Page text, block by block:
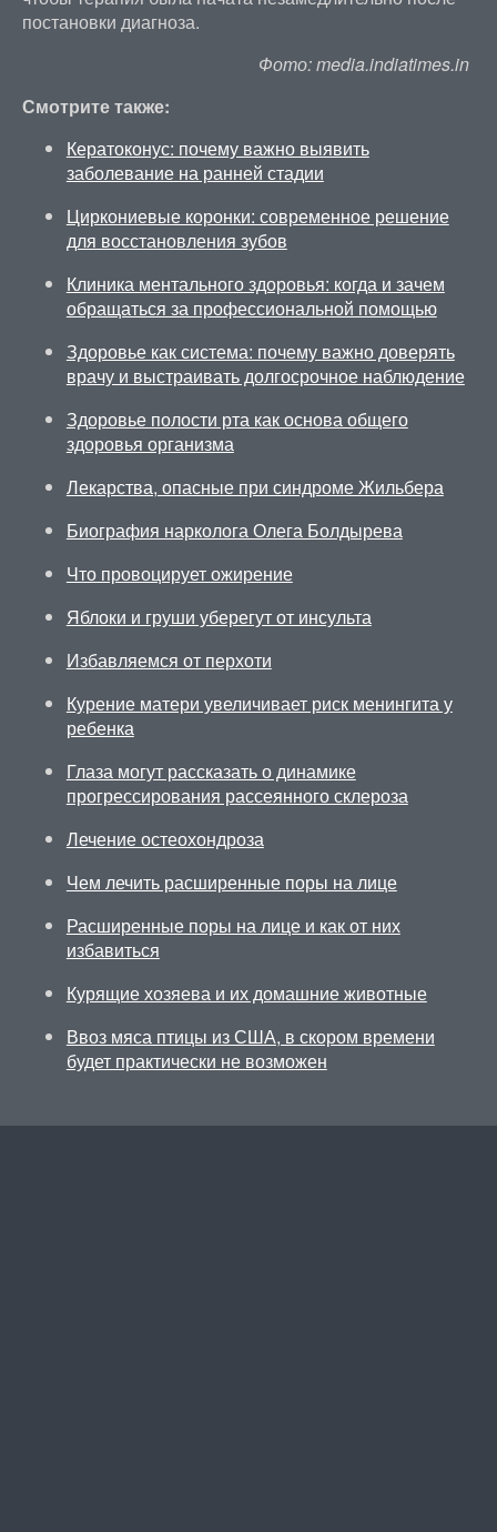
постановки диагноза.
Фото: media.indiatimes.in
Смотрите также:
Кератоконус: почему важно выявить
заболевание на ранней стадии
Циркониевые коронки: современное решение
для восстановления зубов
Клиника ментального здоровья: когда и зачем
обращаться за профессиональной помощью
Здоровье как система: почему важно доверять
врачу и выстраивать долгосрочное наблюдение
Здоровье полости рта как основа общего
здоровья организма
Лекарства, опасные при синдроме Жильбера
Биография нарколога Олега Болдырева
Что провоцирует ожирение
Яблоки и груши уберегут от инсульта
Избавляемся от перхоти
Курение матери увеличивает риск менингита у
ребенка
Глаза могут рассказать о динамике
прогрессирования рассеянного склероза
Лечение остеохондроза
Чем лечить расширенные поры на лице
Расширенные поры на лице и как от них
избавиться
Курящие хозяева и их домашние животные
Ввоз мяса птицы из США, в скором времени
будет практически не возможен